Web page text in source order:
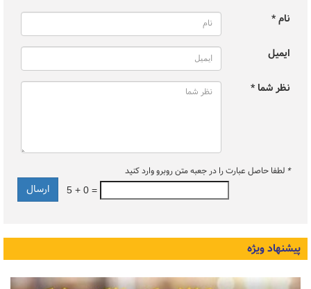
نام *
ایمیل
نظر شما *
* لطفا حاصل عبارت را در جعبه متن روبرو وارد کنید
5 + 0 =
پیشنهاد ویژه